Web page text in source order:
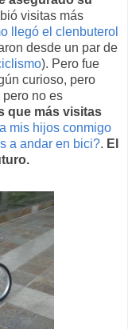
visitas más
llegó el clenbuterol
desde un par de
). Pero fue
curioso, pero
no es
que más visitas
mis hijos conmigo
a andar en bici?. El